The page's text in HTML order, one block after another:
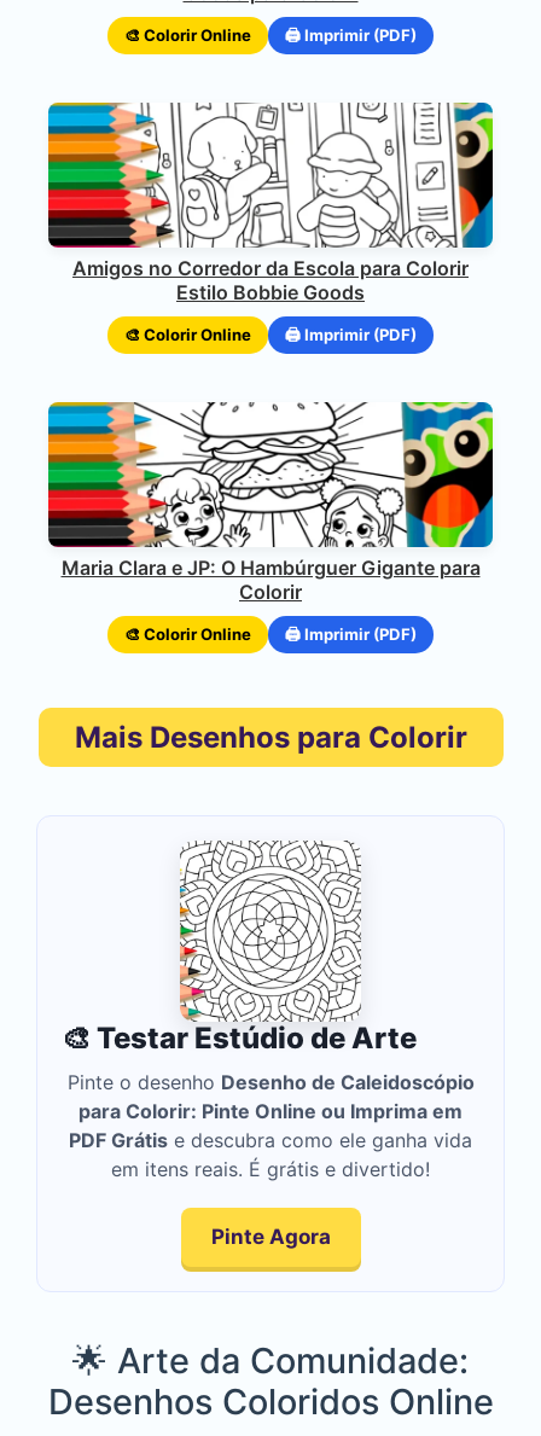
🎨 Colorir Online 🖨️ Imprimir (PDF)
Amigos no Corredor da Escola para Colorir
Estilo Bobbie Goods
🎨 Colorir Online 🖨️ Imprimir (PDF)
Maria Clara e JP: O Hambúrguer Gigante para
Colorir
🎨 Colorir Online 🖨️ Imprimir (PDF)
Mais Desenhos para Colorir
🎨 Testar Estúdio de Arte
Pinte o desenho Desenho de Caleidoscópio
para Colorir: Pinte Online ou Imprima em
PDF Grátis e descubra como ele ganha vida
em itens reais. É grátis e divertido!
Pinte Agora
🌟 Arte da Comunidade:
Desenhos Coloridos Online